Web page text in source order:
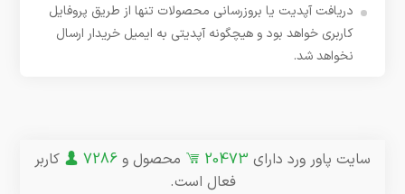
دریافت آپدیت یا بروزرسانی محصولات تنها از طریق پروفایل
کاربری خواهد بود و هیچگونه آپدیتی به ایمیل خریدار ارسال
نخواهد شد.
سایت پاور ورد دارای 20473 محصول و 7286
کاربر
فعال است.